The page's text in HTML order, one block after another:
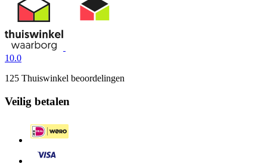
10.0
125 Thuiswinkel beoordelingen
Veilig betalen